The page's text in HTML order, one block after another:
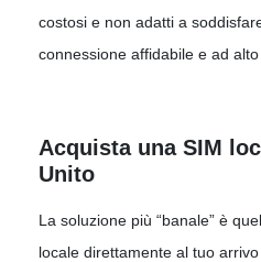
costosi e non adatti a
connessione affidabile e ad
Acquista una SIM
Unito
La soluzione più “banale” è
locale direttamente al tuo